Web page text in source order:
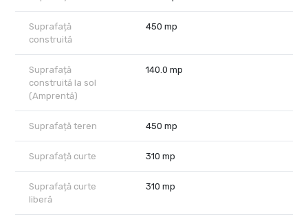
relaxare rar întâlnită pe piața rezidențială din Voluntari.
Disponibilă imediat.
Suprafață
construită
450 mp
Suprafață
construită la sol
(Amprentă)
140.0 mp
Suprafață teren 450 mp
Suprafață curte 310 mp
Suprafață curte
liberă
310 mp